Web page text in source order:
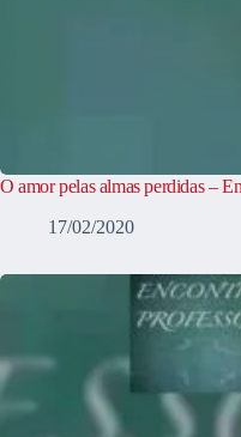
O amor pelas almas perdidas –
17/02/2020